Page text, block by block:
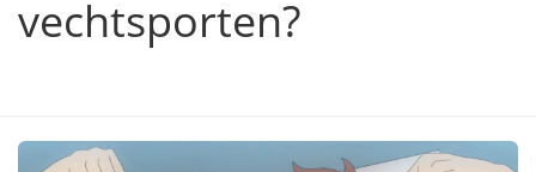
vechtsporten?